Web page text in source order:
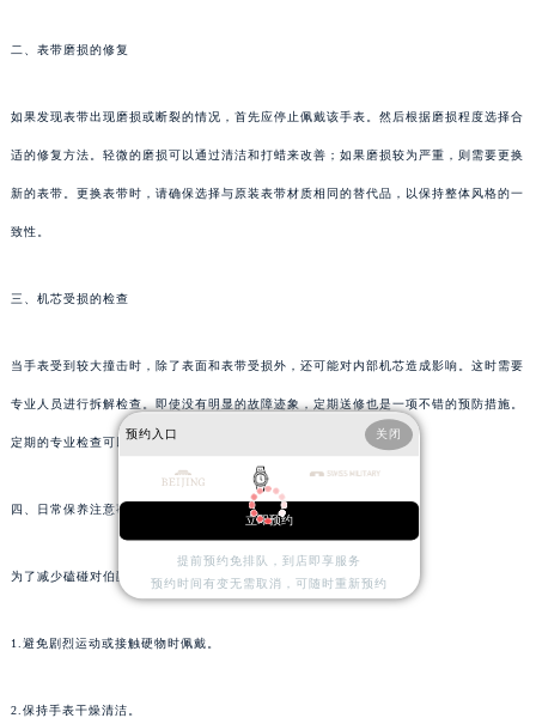
二、表带磨损的修复
如果发现表带出现磨损或断裂的情况，首先应停止佩戴该手表。然后根据磨损程度选择合
适的修复方法。轻微的磨损可以通过清洁和打蜡来改善；如果磨损较为严重，则需要更换
新的表带。更换表带时，请确保选择与原装表带材质相同的替代品，以保持整体风格的一
致性。
三、机芯受损的检查
当手表受到较大撞击时，除了表面和表带受损外，还可能对内部机芯造成影响。这时需要
专业人员进行拆解检查。即使没有明显的故障迹象，定期送修也是一项不错的预防措施。
定期的专业检查可以及时发现并解决潜在问题。
四、日常保养注意事项
为了减少磕碰对伯爵手表的影响，在日常佩戴中应注意以下几点：
1.避免剧烈运动或接触硬物时佩戴。
2.保持手表干燥清洁。
预约入口 关闭
立即预约
提前预约免排队，到店即享服务
预约时间有变无需取消，可随时重新预约